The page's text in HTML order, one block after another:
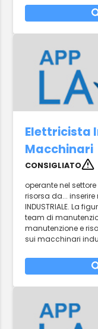
Elettricista
Macchinari
CONSIGLIATO
operante nel
risorsa da... inserire
INDUSTRIALE. La
team di
manutenzione e
sui macchinari